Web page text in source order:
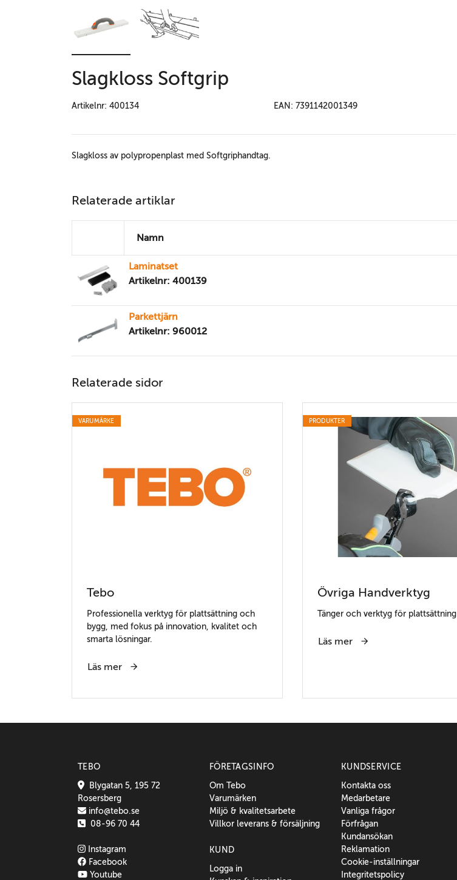
Slagkloss Softgrip
Artikelnr: 400134 EAN: 7391142001349
Slagkloss av polypropenplast med Softgriphandtag.
Relaterade artiklar
Namn
Laminatset
Artikelnr: 400139
Parkettjärn
Artikelnr: 960012
Relaterade sidor
VARUMÄRKE
Tebo
Professionella verktyg för plattsättning och
bygg, med fokus på innovation, kvalitet och
smarta lösningar.
Läs mer
PRODUKTER
Övriga Handverktyg
Tänger och verktyg för plattsättning
Läs mer
TEBO
Blygatan 5, 195 72
Rosersberg
info@tebo.se
08-96 70 44
Instagram
Facebook
Youtube
FÖRETAGSINFO
Om Tebo
Varumärken
Miljö & kvalitetsarbete
Villkor leverans & försäljning
KUND
Logga in
KUNDSERVICE
Kontakta oss
Medarbetare
Vanliga frågor
Förfrågan
Kundansökan
Reklamation
Cookie-inställningar
Integritetspolicy